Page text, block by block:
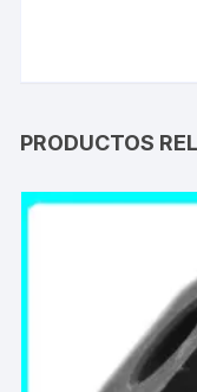
PRODUCTOS